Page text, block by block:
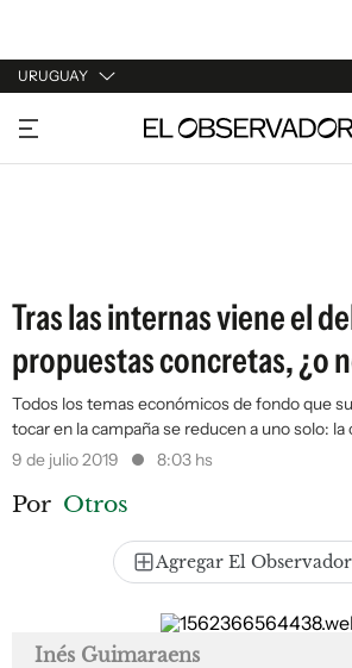
URUGUAY
URUGUAY
ARGENTINA
Tras las internas viene el
propuestas concretas, ¿o
Todos los temas económicos de fondo que
tocar en la campaña se reducen a uno solo:
9 de julio 2019
8:03 hs
Por Otros
Agregar El
Inés Guimaraens